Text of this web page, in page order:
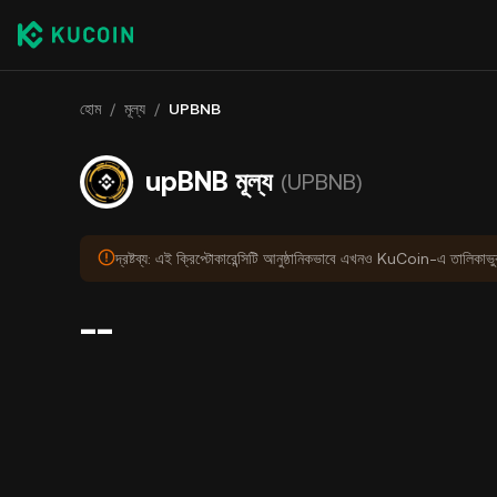
হোম / মূল্য / UPBNB
upBNB মূল্য (UPBNB)
দ্রষ্টব্য: এই ক্রিপ্টোকারেন্সিটি আনুষ্ঠানিকভাবে এখনও KuCoin-এ
--